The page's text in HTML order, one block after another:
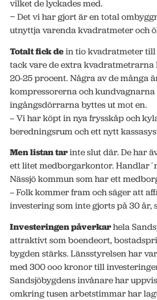
vilket de lyckades med.
− Det vi har gjort är en total
utnyttja varenda kvadratmeter och
Totalt fick dein tio kvadratmeter
tack vare de extra
20-25 procent. Några av de många
kompressorerna och
ingångsdörrarna byttes ut mot en.
– Vi har köpt in nya frysskåp och
beredningsrum och ett nytt
Men listan tarinte slut där. De har
ett litet medborgarkontor.
Nässjö kommun som har ett
– Folk kommer fram och säger att
investering som inte gjorts på 30 år,
Investeringen påverkarhela
attraktivt som boendeort,
bygden stärks. Länsstyrelsen har
med 300 ooo kronor till
Sandsjöbygdens invånare har
omkring tusen arbetstimmar har